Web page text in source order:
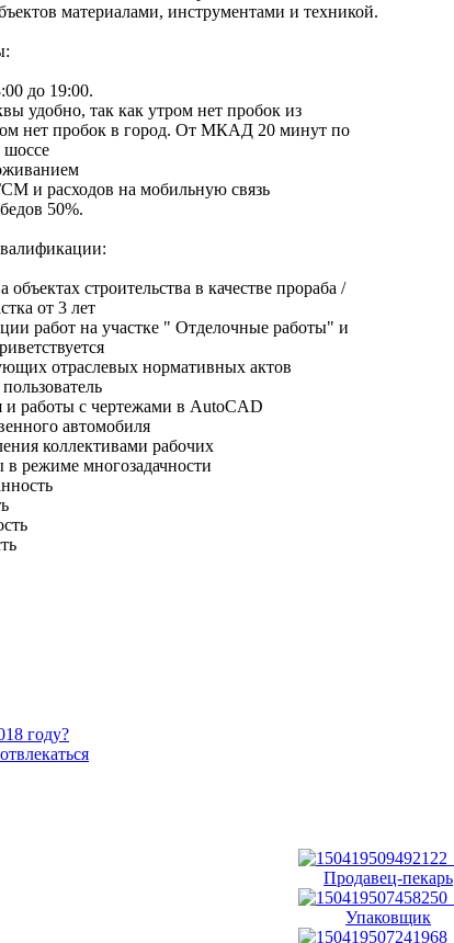
материалами, инструментами и техникой.
до 19:00.
удобно, так как утром нет пробок из
нет пробок в город. От МКАД 20 минут по
и расходов на мобильную связь
50%.
строительства в качестве прораба /
от 3 лет
работ на участке " Отделочные работы" и
отраслевых нормативных актов
работы с чертежами в AutoCAD
автомобиля
коллективами рабочих
режиме многозадачности
году?
Продавец-пекарь
Упаковщик